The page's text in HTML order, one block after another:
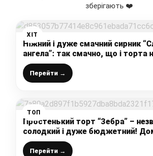
зберігають ❤️
ХІТ
Ніжний і дуже смачний сирник
ангела”: так смачно, що і торта
цей рецепт повинен бути у кожної
господиньки
Перейти →
ТОП
Простенький торт “Зебра” –
солодкий і дуже бюджетний!
рецепт: готую за 30 хвилин разом
випічкою
Перейти →